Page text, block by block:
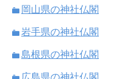
岡山県の神社仏閣
岩手県の神社仏閣
島根県の神社仏閣